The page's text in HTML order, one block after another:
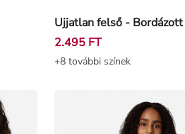
2.495 FT
+8 további színek